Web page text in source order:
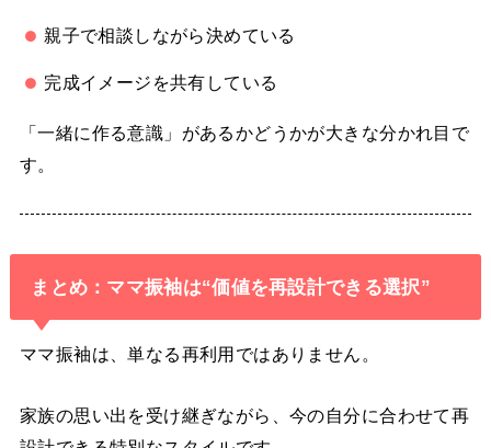
親子で相談しながら決めている
完成イメージを共有している
「一緒に作る意識」があるかどうかが大きな分かれ目で
す。
まとめ：ママ振袖は“価値を再設計できる選択”
ママ振袖は、単なる再利用ではありません。
家族の思い出を受け継ぎながら、今の自分に合わせて再